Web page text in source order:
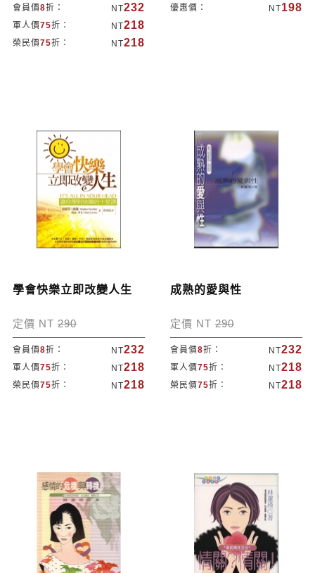
會員價8折： NT232
軍人價75折： NT218
榮民價75折： NT218
優惠價： NT198
學會快樂立即改變人生
定價 NT 290
會員價8折： NT232
軍人價75折： NT218
榮民價75折： NT218
成熟的愛與性
定價 NT 290
會員價8折： NT232
軍人價75折： NT218
榮民價75折： NT218